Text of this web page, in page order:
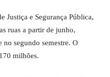
Justiça e Segurança Pública,
ruas a partir de junho,
no segundo semestre. O
milhões.